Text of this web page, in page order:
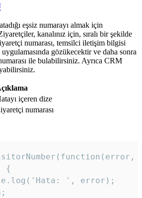
eşsiz numarayı almak için
kanalınız için, sıralı bir şekilde
numarası, temsilci iletişim bilgisi
uygulamasında gözükecektir ve daha sonra
ile bulabilirsiniz. Ayrıca CRM
içeren dize
numarası
{
', error);